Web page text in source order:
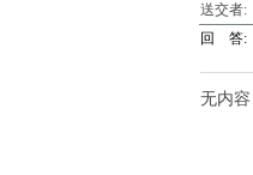
送交者:
回 答:
无内容